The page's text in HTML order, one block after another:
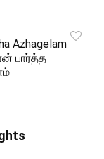
Azhagelam
பார்த்த